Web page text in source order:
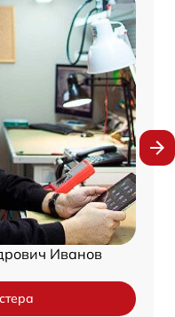
Иванов